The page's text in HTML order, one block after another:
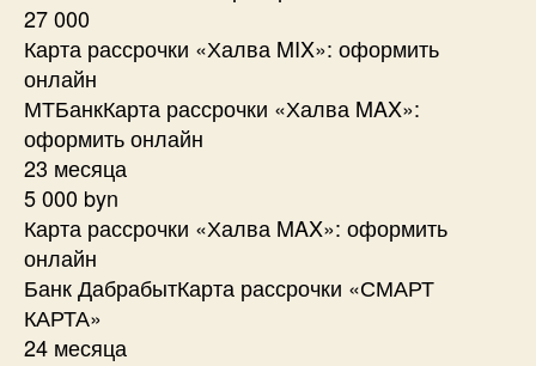
27 000
Карта рассрочки «Халва MIX»: оформить
онлайн
МТБанкКарта рассрочки «Халва MAX»:
оформить онлайн
23 месяца
5 000 byn
Карта рассрочки «Халва MAX»: оформить
онлайн
Банк ДабрабытКарта рассрочки «СМАРТ
КАРТА»
24 месяца